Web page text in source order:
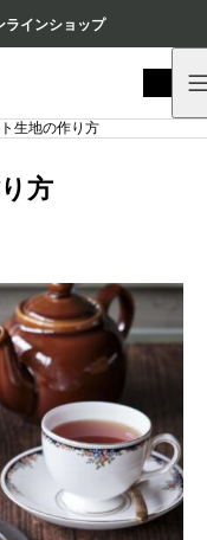
ラインショップ
生地の作り方
方